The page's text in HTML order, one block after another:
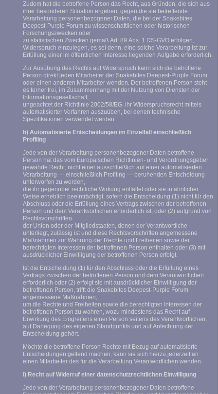
Zudem hat die betroffene Person das Recht, aus Gründen, die sich aus
ihrer besonderen Situation ergeben, gegen die sie betreffende
Verarbeitung personenbezogener Daten, die bei der Snakebites
Deepest-Purple Forum zu wissenschaftlichen oder historischen
Forschungszwecken oder
zu statistischen Zwecken gemäß Art. 89 Abs. 1 DS-GVO erfolgen,
Widerspruch einzulegen, es sei denn, eine solche Verarbeitung ist zur
Erfüllung einer im öffentlichen Interesse liegenden Aufgabe erforderlich.
Zur Ausübung des Rechts auf Widerspruch kann sich die betroffene
Person direkt jeden Mitarbeiter der Snakebites Deepest-Purple Forum
oder einen anderen Mitarbeiter wenden. Der betroffenen Person steht
es ferner frei, im Zusammenhang mit der Nutzung von Diensten der
Informationsgesellschaft,
ungeachtet der Richtlinie 2002/58/EG, ihr Widerspruchsrecht mittels
automatisierter Verfahren auszuüben, bei denen technische
Spezifikationen verwendet werden.
h) Automatisierte Entscheidungen im Einzelfall einschließlich
Profiling
Jede von der Verarbeitung personenbezogener Daten betroffene
Person hat das vom Europäischen Richtlinien- und Verordnungsgeber
gewährte Recht, nicht einer ausschließlich auf einer automatisierten
Verarbeitung — einschließlich Profiling — beruhenden Entscheidung
unterworfen zu werden,
die ihr gegenüber rechtliche Wirkung entfaltet oder sie in ähnlicher
Weise erheblich beeinträchtigt, sofern die Entscheidung (1) nicht für den
Abschluss oder die Erfüllung eines Vertrags zwischen der betroffenen
Person und dem Verantwortlichen erforderlich ist, oder (2) aufgrund von
Rechtsvorschriften
der Union oder der Mitgliedstaaten, denen der Verantwortliche
unterliegt, zulässig ist und diese Rechtsvorschriften angemessene
Maßnahmen zur Wahrung der Rechte und Freiheiten sowie der
berechtigten Interessen der betroffenen Person enthalten oder (3) mit
ausdrücklicher Einwilligung der betroffenen Person erfolgt.
Ist die Entscheidung (1) für den Abschluss oder die Erfüllung eines
Vertrags zwischen der betroffenen Person und dem Verantwortlichen
erforderlich oder (2) erfolgt sie mit ausdrücklicher Einwilligung der
betroffenen Person, trifft die Snakebites Deepest-Purple Forum
angemessene Maßnahmen,
um die Rechte und Freiheiten sowie die berechtigten Interessen der
betroffenen Person zu wahren, wozu mindestens das Recht auf
Erwirkung des Eingreifens einer Person seitens des Verantwortlichen,
auf Darlegung des eigenen Standpunkts und auf Anfechtung der
Entscheidung gehört.
Möchte die betroffene Person Rechte mit Bezug auf automatisierte
Entscheidungen geltend machen, kann sie sich hierzu jederzeit an
einen Mitarbeiter des für die Verarbeitung Verantwortlichen wenden.
i) Recht auf Widerruf einer datenschutzrechtlichen Einwilligung
Jede von der Verarbeitung personenbezogener Daten betroffene